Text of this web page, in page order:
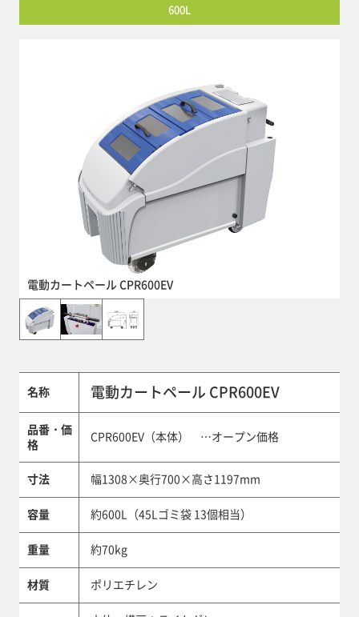
600L
電動カートペール CPR600EV
名称 電動カートペール CPR600EV
品番・価
格
CPR600EV（本体） …オープン価格
寸法 幅1308×奥行700×高さ1197mm
容量 約600L（45Lゴミ袋 13個相当）
重量 約70kg
材質 ポリエチレン